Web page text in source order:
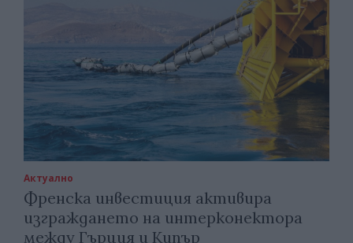
Актуално
Френска инвестиция активира
изграждането на интерконектора
между Гърция и Кипър